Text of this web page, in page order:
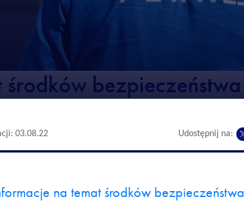
bezpieczeństwa
03.08.22 Udostępnij na:
na temat środków bezpieczeństwa